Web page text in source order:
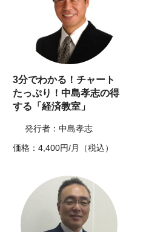
3分でわかる！チャート
たっぷり！中島孝志の得
する「経済教室」
発行者：中島孝志
価格：4,400円/月（税込）